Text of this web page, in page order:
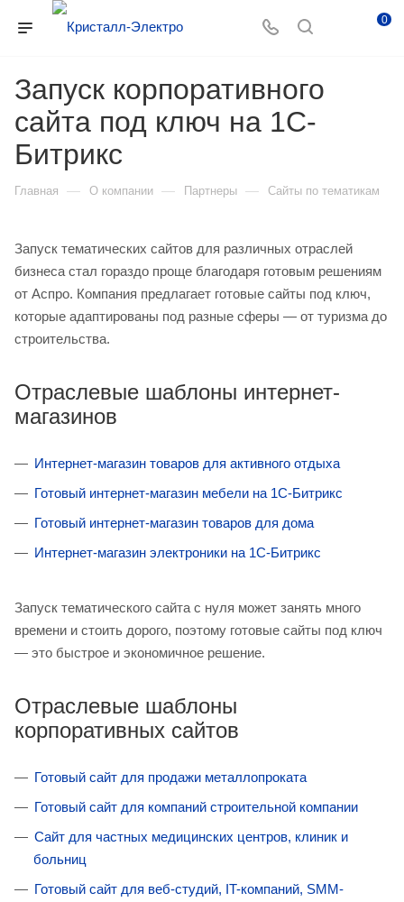
0
Запуск корпоративного
сайта под ключ на 1С-
Битрикс
Главная — О компании — Партнеры — Сайты по тематикам
Запуск тематических сайтов для различных отраслей
бизнеса стал гораздо проще благодаря готовым решениям
от Аспро. Компания предлагает готовые сайты под ключ,
которые адаптированы под разные сферы — от туризма до
строительства.
Отраслевые шаблоны интернет-
магазинов
Интернет-магазин товаров для активного отдыха
Готовый интернет-магазин мебели на 1С-Битрикс
Готовый интернет-магазин товаров для дома
Интернет-магазин электроники на 1С-Битрикс
Запуск тематического сайта с нуля может занять много
времени и стоить дорого, поэтому готовые сайты под ключ
— это быстрое и экономичное решение.
Отраслевые шаблоны
корпоративных сайтов
Готовый сайт для продажи металлопроката
Готовый сайт для компаний строительной компании
Сайт для частных медицинских центров, клиник и
больниц
Готовый сайт для веб-студий, IT-компаний, SMM-